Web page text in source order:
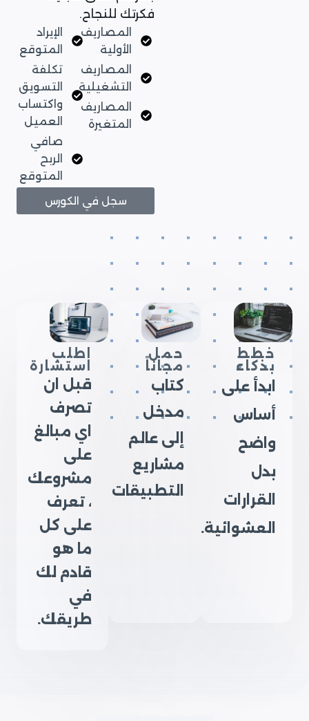
فكرتك للنجاح.
المصاريف
الأولية
المصاريف
التشغيلية
المصاريف
المتغيرة
الإيراد
المتوقع
تكلفة
التسويق
واكتساب
العميل
صافي
الربح
المتوقع
سجل في الكورس
خطط
بذكاء
ابدأ على
أساس
واضح
بدل
القرارات
العشوائية.
حمل
مجاناً
كتاب
مدخل
إلى عالم
مشاريع
التطبيقات
اطلب
استشارة
قبل ان
تصرف
اي مبالغ
على
مشروعك
، تعرف
على كل
ما هو
قادم لك
في
طريقك.